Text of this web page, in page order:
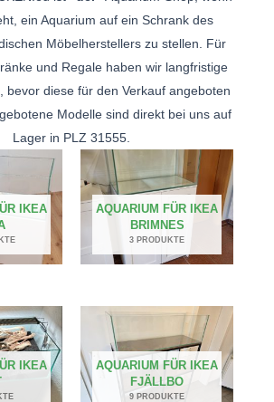
ein Aquarium auf ein Schrank des
Möbelherstellers zu stellen. Für
und Regale haben wir langfristige
bevor diese für den Verkauf angeboten
Modelle sind direkt bei uns auf
Lager in PLZ 31555.
IKEA
AQUARIUM FÜR IKEA
BRIMNES
3 PRODUKTE
IKEA
AQUARIUM FÜR IKEA
FJÄLLBO
9 PRODUKTE